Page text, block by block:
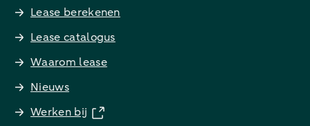
Lease berekenen
Lease catalogus
Waarom lease
Nieuws
Werken bij